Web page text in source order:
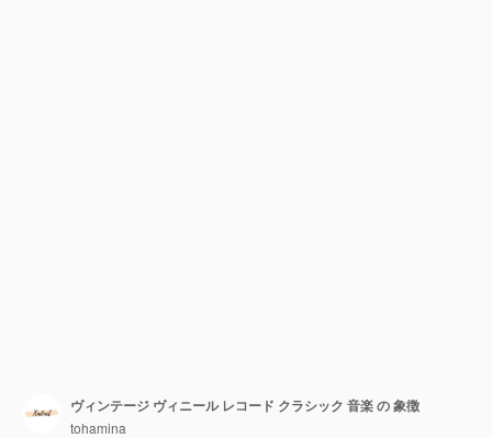
ヴィンテージ ヴィニール レコード クラシック 音楽 の 象徴
tohamina